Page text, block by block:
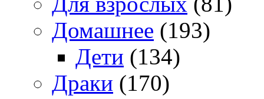
Домашнее (193)
Дети (134)
Драки (170)